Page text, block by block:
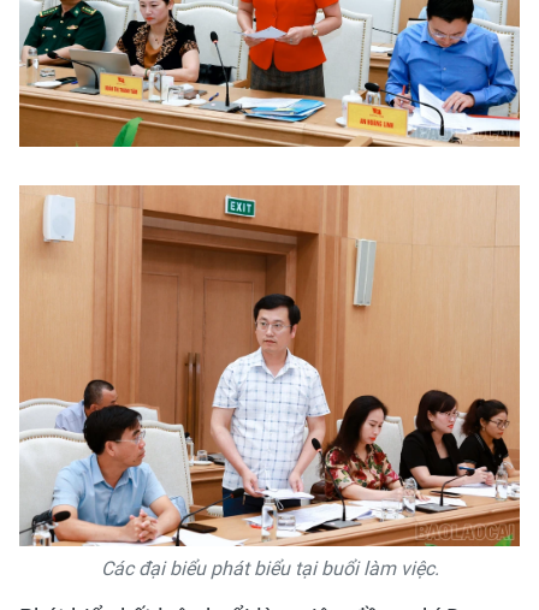
Các đại biểu phát biểu tại buổi làm việc.